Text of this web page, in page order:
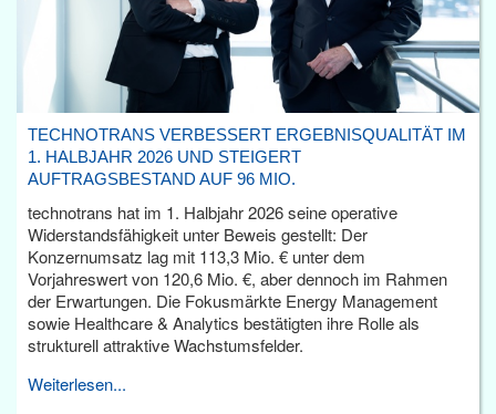
TECHNOTRANS VERBESSERT ERGEBNISQUALITÄT IM
1. HALBJAHR 2026 UND STEIGERT
AUFTRAGSBESTAND AUF 96 MIO.
technotrans hat im 1. Halbjahr 2026 seine operative
Widerstandsfähigkeit unter Beweis gestellt: Der
Konzernumsatz lag mit 113,3 Mio. € unter dem
Vorjahreswert von 120,6 Mio. €, aber dennoch im Rahmen
der Erwartungen. Die Fokusmärkte Energy Management
sowie Healthcare & Analytics bestätigten ihre Rolle als
strukturell attraktive Wachstumsfelder.
Weiterlesen...